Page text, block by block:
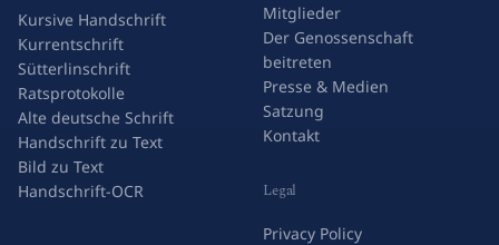
Kursive Handschrift
Kurrentschrift
Sütterlinschrift
Ratsprotokolle
Alte deutsche Schrift
Handschrift zu Text
Bild zu Text
Handschrift-OCR
Mitglieder
Der Genossenschaft
beitreten
Presse & Medien
Satzung
Kontakt
Legal
Privacy Policy